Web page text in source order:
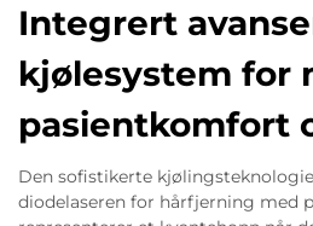
Integrert
kjølesystem for
pasientkomfort
Den sofistikerte
diodelaseren for hårfjerning med